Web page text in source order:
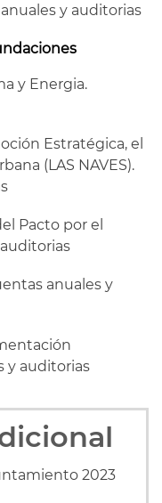
y auditorias
y Energia.
Estratégica, el
(LAS NAVES).
Pacto por el
anuales y
y auditorias
2023